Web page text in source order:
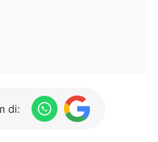
di: